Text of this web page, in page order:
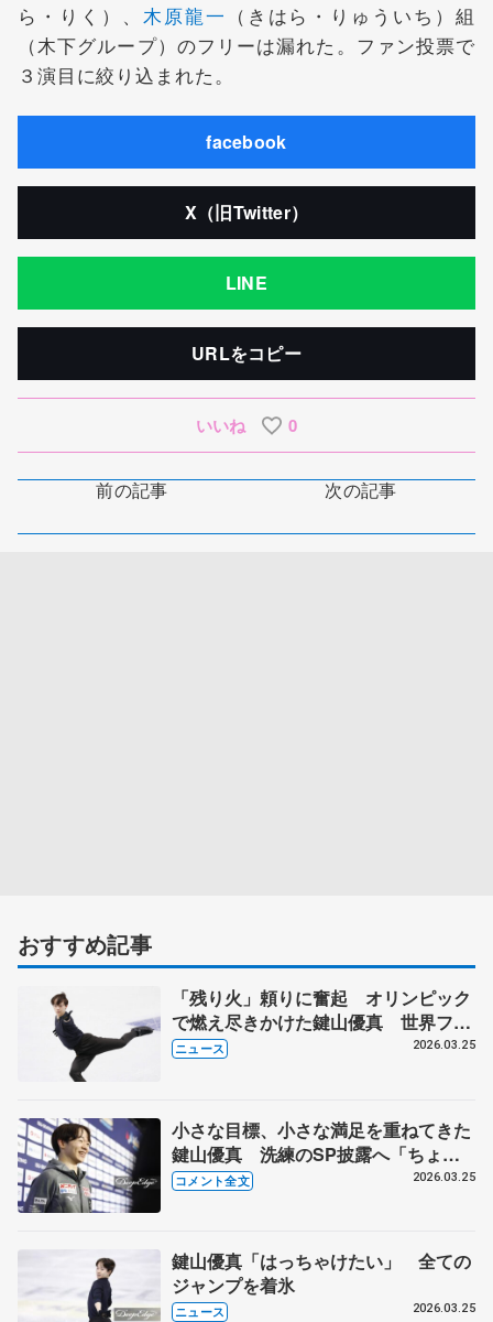
ら・りく）、 木原龍一 （きはら・りゅういち）組
（木下グループ）のフリーは漏れた。ファン投票で
３演目に絞り込まれた。
facebook
X（旧Twitter）
LINE
URLをコピー
いいね 0
前の記事 次の記事
おすすめ記事
「残り火」頼りに奮起 オリンピック
で燃え尽きかけた鍵山優真 世界フィ
ギュア男子
ニュース 2026.03.25
小さな目標、小さな満足を重ねてきた
鍵山優真 洗練のSP披露へ「ちょっ
とアレンジを加えて…」 【世界フィギ
コメント全文 2026.03.25
鍵山優真「はっちゃけたい」 全ての
ジャンプを着氷
ニュース 2026.03.25